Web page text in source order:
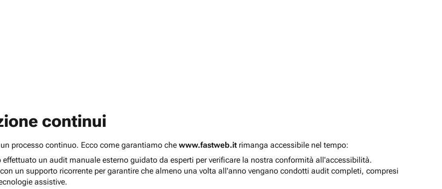
continui
processo continuo. Ecco come garantiamo che www.fastweb.it rimanga accessibile nel tempo:
effettuato un audit manuale esterno guidato da esperti per verificare la nostra conformità all'accessibilità.
un supporto ricorrente per garantire che almeno una volta all'anno vengano condotti audit completi, compresi
assistive.